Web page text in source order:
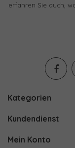
erfahren Sie auch,
Kategorien
Kundendienst
Mein Konto